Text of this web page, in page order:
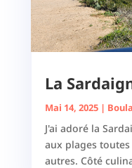
La
Mai 14, 2025|
J'ai adoré la
aux plages
autres. Côté